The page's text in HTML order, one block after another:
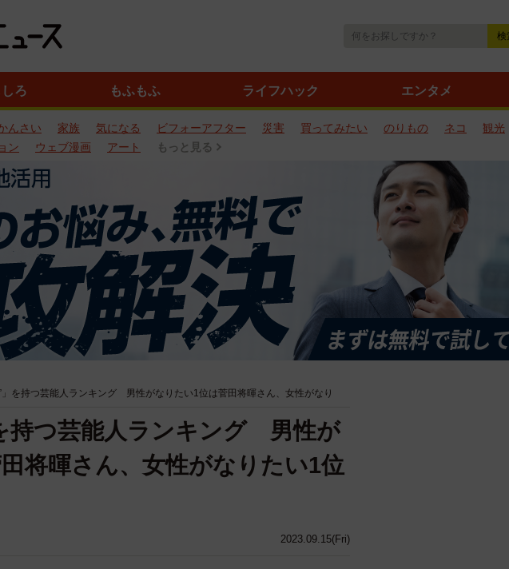
ろ もふもふ ライフハック エンタメ
んさい 家族 気になる ビフォーアフター 災害 買ってみたい のりもの ネコ 観光
ン ウェブ漫画 アート もっと見る
”」を持つ芸能人ランキング 男性がなりたい1位は菅田将暉さん、女性がなり
2023.09.15(Fri)
持つ芸能人ランキング 男性が
将暉さん、女性がなりたい1位